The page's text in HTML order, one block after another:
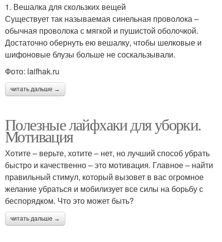
1. Вешалка для скользких вещей
Существует так называемая синельная проволока –
обычная проволока с мягкой и пушистой оболочкой.
Достаточно обернуть ею вешалку, чтобы шелковые и
шифоновые блузы больше не соскальзывали.
Фото: laifhak.ru
читать дальше →
Полезные лайфхаки для уборки.
Мотивация
Хотите – верьте, хотите – нет, но лучший способ убрать
быстро и качественно – это мотивация. Главное – найти
правильный стимул, который вызовет в вас огромное
желание убраться и мобилизует все силы на борьбу с
беспорядком. Что это может быть?
читать дальше →